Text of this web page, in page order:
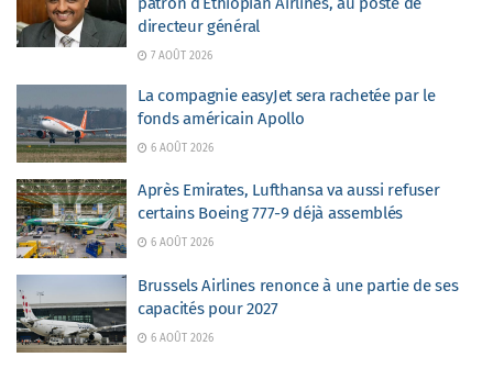
directeur général
7 AOÛT 2026
La compagnie easyJet sera rachetée par le
fonds américain Apollo
6 AOÛT 2026
Après Emirates, Lufthansa va aussi refuser
certains Boeing 777-9 déjà assemblés
6 AOÛT 2026
Brussels Airlines renonce à une partie de ses
capacités pour 2027
6 AOÛT 2026